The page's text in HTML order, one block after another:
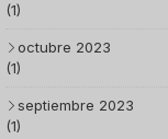
(1)
octubre 2023
(1)
septiembre 2023
(1)